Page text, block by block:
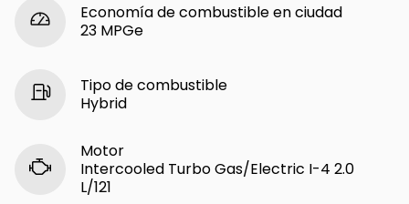
Economía de combustible en ciudad
23 MPGe
Tipo de combustible
Hybrid
Motor
Intercooled Turbo Gas/Electric I-4 2.0
L/121